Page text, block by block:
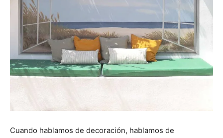
Cuando hablamos de decoración, hablamos de